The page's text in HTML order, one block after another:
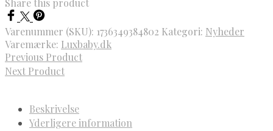
Share this product
Varenummer (SKU): 1736349384802 Kategori: Nyheder
Varemærke: Luxbaby.dk
Previous Product
Next Product
Beskrivelse
Yderligere information